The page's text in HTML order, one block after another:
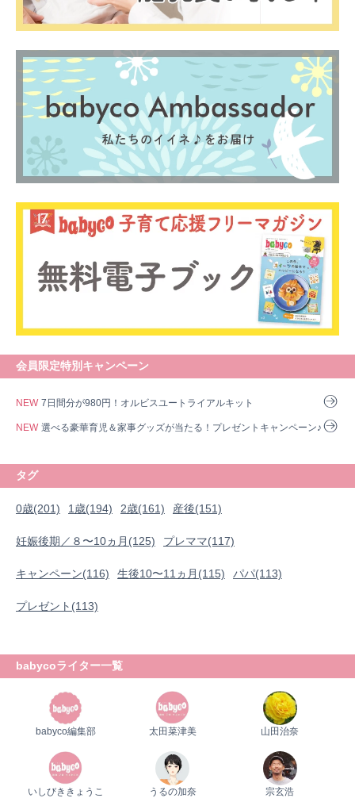
会員限定特別キャンペーン
NEW 7日間分が980円！オルビスユートライアルキット
NEW 選べる豪華育児＆家事グッズが当たる！プレゼントキャンペーン♪
タグ
0歳(201) 1歳(194) 2歳(161) 産後(151)
妊娠後期／８〜10ヵ月(125) プレママ(117)
キャンペーン(116) 生後10〜11ヵ月(115) パパ(113)
プレゼント(113)
babycoライター一覧
babyco編集部 太田菜津美 山田治奈
いしびききょうこ うるの加奈 宗玄浩
0歳 1歳 産後
妊娠後期／８〜10ヵ月
プレママ
キャンペーン 生後10〜11ヵ月
パパ
プレゼント